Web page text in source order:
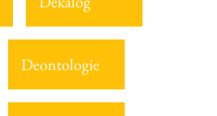
Deontologie